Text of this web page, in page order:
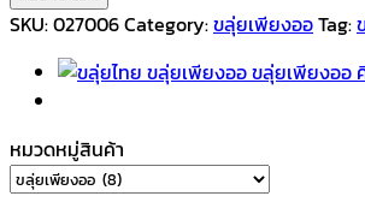
คีย์
quantity
SKU:027006Category:ขลุ่ยเพียงออTag:
หมวดหมู่สินค้า